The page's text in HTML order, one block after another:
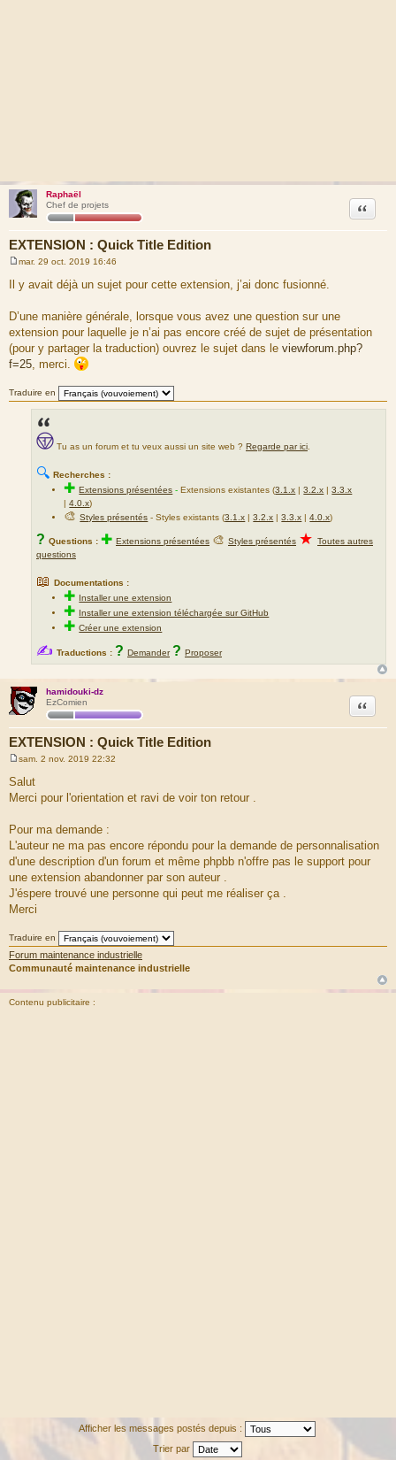
Raphaël
Chef de projets
EXTENSION : Quick Title Edition
Citation
e
s
a
g
e
mar. 29 oct. 2019 16:46
Il y avait déjà un sujet pour cette extension, j’ai donc fusionné.
D’une manière générale, lorsque vous avez une question sur une
extension pour laquelle je n’ai pas encore créé de sujet de présentation
(pour y partager la traduction) ouvrez le sujet dans le viewforum.php?
f=25, merci.
Traduire en
Tu as un forum et tu veux aussi un site web ? Regarde par ici
🔍 Recherches :
✚Extensions présentées -Extensions existantes (3.1.x |3.2.x |3.3.x
|4.0.x)
🎨Styles présentés - Styles existants (3.1.x |3.2.x |3.3.x |4.0.x)
? Questions : ✚ Extensions présentées 🎨 Styles présentés ★ Toutes autres
questions
📖 Documentations :
✚ Installer une extension
✚ Installer une extension téléchargée sur GitHub
✚Créer une extension
✍ Traductions : ? Demander ? Proposer
hamidouki-dz
EzComien
EXTENSION : Quick Title Edition
Citation
e
s
s
e
sam. 2 nov. 2019 22:32
Salut
Merci pour l'orientation et ravi de voir ton retour .
Pour ma demande :
L'auteur ne ma pas encore répondu pour la demande de personnalisation
d'une description d'un forum et même phpbb n'offre pas le support pour
une extension abandonner par son auteur .
J'éspere trouvé une personne qui peut me réaliser ça .
Merci
Traduire en
Forum maintenance industrielle
Communauté maintenance industrielle
Contenu publicitaire :
Afficher les messages postés depuis :
Trier par